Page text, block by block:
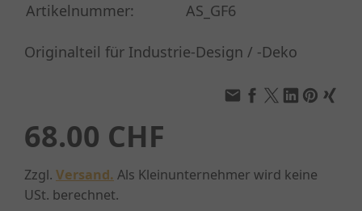
Artikelnummer:
AS_GF6
Originalteil für Industrie-Design / -Deko
68.00 CHF
Zzgl. Versand. Als Kleinunternehmer wird keine
USt. berechnet.